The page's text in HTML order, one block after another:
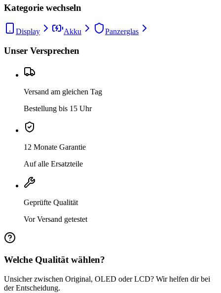
Kategorie wechseln
Display Akku Panzerglas
Unser Versprechen
Versand am gleichen Tag
Bestellung bis 15 Uhr
12 Monate Garantie
Auf alle Ersatzteile
Geprüfte Qualität
Vor Versand getestet
Welche Qualität wählen?
Unsicher zwischen Original, OLED oder LCD? Wir helfen dir bei
der Entscheidung.